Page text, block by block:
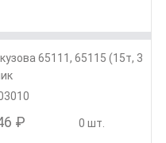
65111, 65115 (15т, 3
₽ 0 шт.